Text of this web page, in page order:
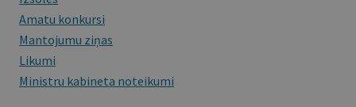
Amatu konkursi
Mantojumu ziņas
Likumi
Ministru kabineta noteikumi